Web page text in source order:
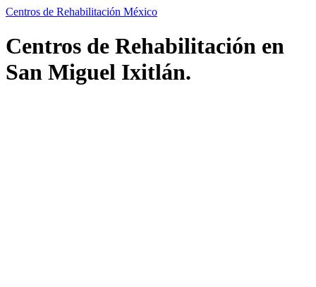
Centros de Rehabilitación México
Centros de Rehabilitación en
San Miguel Ixitlán.